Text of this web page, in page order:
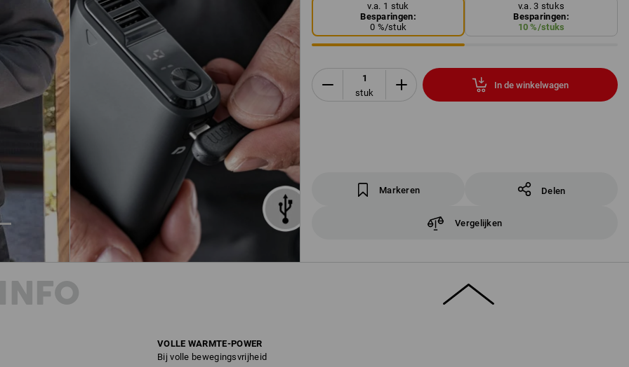
v.a. 1 stuk
Besparingen:
0 %/stuk
v.a. 3 stuks
Besparingen:
10 %/stuks
stuk
In de winkelwagen
Markeren Delen
Vergelijken
VOLLE WARMTE-POWER
Bij volle bewegingsvrijheid